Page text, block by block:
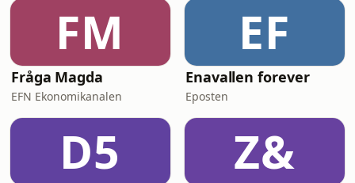
FM
Fråga Magda
EFN Ekonomikanalen
EF
Enavallen forever
Eposten
D5 Z&